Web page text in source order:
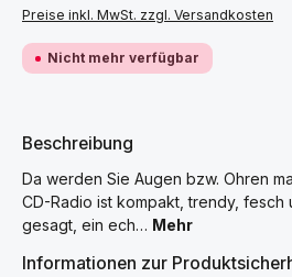
Preise inkl. MwSt. zzgl. Versandkosten
Nicht mehr verfügbar
Beschreibung
Da werden Sie Augen bzw. Ohren
CD-Radio ist kompakt, trendy, fesch
gesagt, ein ech… Mehr
Informationen zur